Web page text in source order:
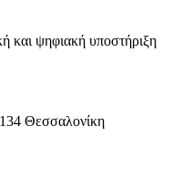
και ψηφιακή υποστήριξη
Θεσσαλονίκη